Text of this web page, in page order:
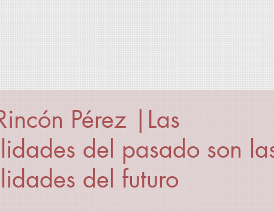
Pérez |Las
del pasado son
del futuro